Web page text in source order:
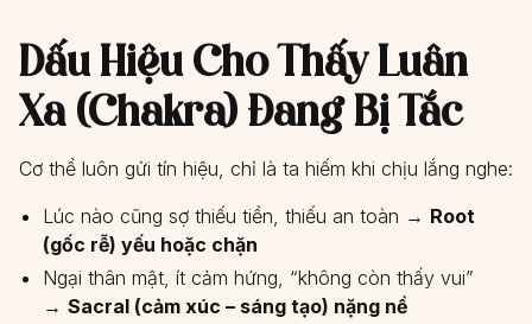
Dấu Hiệu Cho Thấy Luân
Xa (Chakra) Đang Bị Tắc
Cơ thể luôn gửi tín hiệu, chỉ là ta hiếm khi chịu lắng nghe:
Lúc nào cũng sợ thiếu tiền, thiếu an toàn → Root
(gốc rễ) yếu hoặc chặn
Ngại thân mật, ít cảm hứng, “không còn thấy vui”
→ Sacral (cảm xúc – sáng tạo) nặng nề